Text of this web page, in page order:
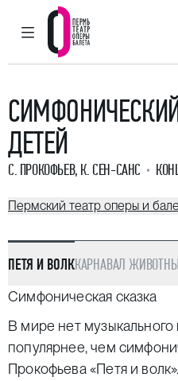
ГЛАВНОЕ МЕНЮ
Пермский
ДЕТЕЙ
С. ПРОКОФЬЕВ, К. СЕН-САНС
Пермский театр оперы и
ПЕТЯ И ВОЛККАРНАВАЛ
Симфоническая сказка
В мире нет
популярнее, чем
Прокофьева «Петя и